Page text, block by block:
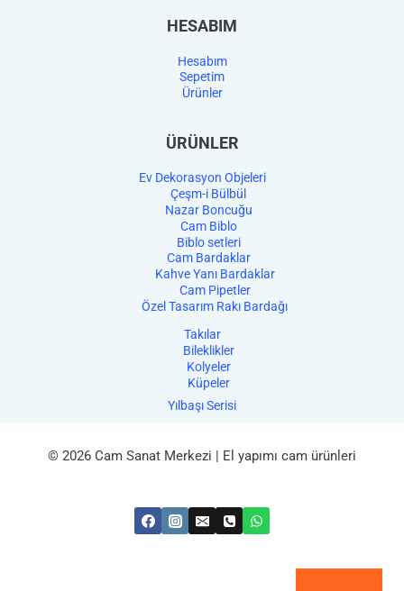
HESABIM
Hesabım
Sepetim
Ürünler
ÜRÜNLER
Ev Dekorasyon Objeleri
Çeşm-i Bülbül
Nazar Boncuğu
Cam Biblo
Biblo setleri
Cam Bardaklar
Kahve Yanı Bardaklar
Cam Pipetler
Özel Tasarım Rakı Bardağı
Takılar
Bileklikler
Kolyeler
Küpeler
Yılbaşı Serisi
© 2026 Cam Sanat Merkezi | El yapımı cam ürünleri